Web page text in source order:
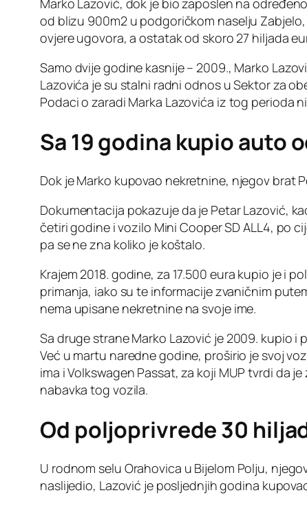
Marko Lazović, dok je bio zaposlen na
od blizu 900m2 u podgoričkom naselju
ovjere ugovora, a ostatak od skoro 27 hiljada
Samo dvije godine kasnije – 2009., Marko
Lazovića je su stalni radni odnos u Sektor za
Podaci o zaradi Marka Lazovića iz tog perioda
Sa 19 godina kupio auto
Dok je Marko kupovao nekretnine, njegov brat
Dokumentacija pokazuje da je Petar Lazović,
četiri godine i vozilo Mini Cooper SD ALL4, po
pa se ne zna koliko je koštalo.
Krajem 2018. godine, za 17.500 eura kupio je i
primanja, iako su te informacije zvaničnim
nema upisane nekretnine na svoje ime.
Sa druge strane Marko Lazović je 2009. kupio
Već u martu naredne godine, proširio je svoj
ima i Volkswagen Passat, za koji MUP tvrdi da
nabavka tog vozila.
Od poljoprivrede 30
U rodnom selu Orahovica u Bijelom Polju,
naslijedio, Lazović je posljednjih godina